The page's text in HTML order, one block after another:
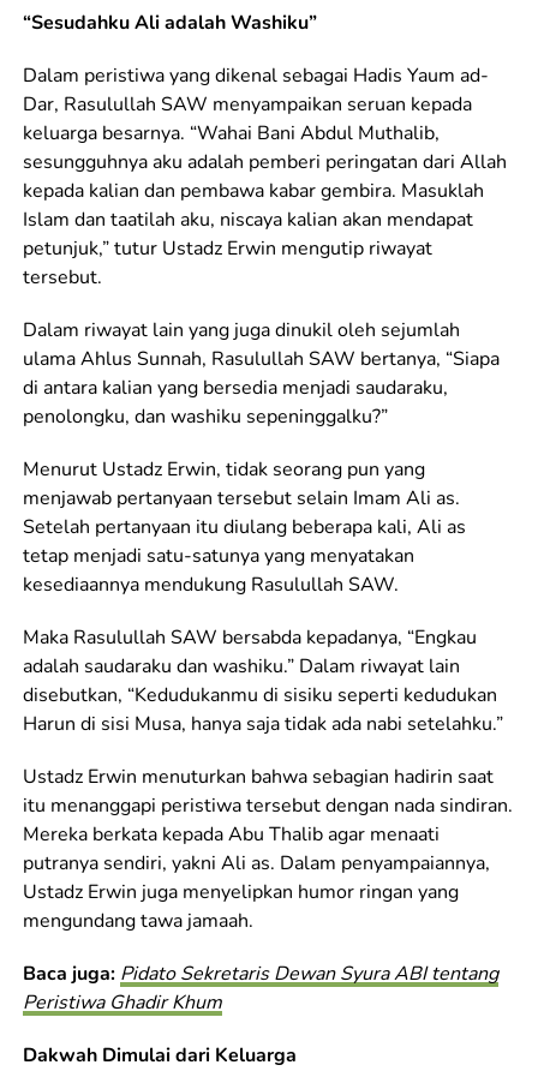
“Sesudahku Ali adalah Washiku”
Dalam peristiwa yang dikenal sebagai Hadis Yaum ad-
Dar, Rasulullah SAW menyampaikan seruan kepada
keluarga besarnya. “Wahai Bani Abdul Muthalib,
sesungguhnya aku adalah pemberi peringatan dari Allah
kepada kalian dan pembawa kabar gembira. Masuklah
Islam dan taatilah aku, niscaya kalian akan mendapat
petunjuk,” tutur Ustadz Erwin mengutip riwayat
tersebut.
Dalam riwayat lain yang juga dinukil oleh sejumlah
ulama Ahlus Sunnah, Rasulullah SAW bertanya, “Siapa
di antara kalian yang bersedia menjadi saudaraku,
penolongku, dan washiku sepeninggalku?”
Menurut Ustadz Erwin, tidak seorang pun yang
menjawab pertanyaan tersebut selain Imam Ali as.
Setelah pertanyaan itu diulang beberapa kali, Ali as
tetap menjadi satu-satunya yang menyatakan
kesediaannya mendukung Rasulullah SAW.
Maka Rasulullah SAW bersabda kepadanya, “Engkau
adalah saudaraku dan washiku.” Dalam riwayat lain
disebutkan, “Kedudukanmu di sisiku seperti kedudukan
Harun di sisi Musa, hanya saja tidak ada nabi setelahku.”
Ustadz Erwin menuturkan bahwa sebagian hadirin saat
itu menanggapi peristiwa tersebut dengan nada sindiran.
Mereka berkata kepada Abu Thalib agar menaati
putranya sendiri, yakni Ali as. Dalam penyampaiannya,
Ustadz Erwin juga menyelipkan humor ringan yang
mengundang tawa jamaah.
Baca juga: Pidato Sekretaris Dewan Syura ABI tentang
Peristiwa Ghadir Khum
Dakwah Dimulai dari Keluarga